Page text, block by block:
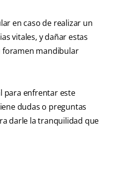
en caso de realizar un
vitales, y dañar estas
foramen mandibular
para enfrentar este
dudas o preguntas
darle la tranquilidad que